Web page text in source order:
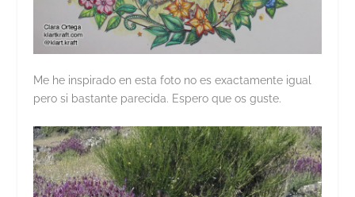
Me he inspirado en esta foto no es exactamente igual
pero si bastante parecida. Espero que os guste.